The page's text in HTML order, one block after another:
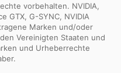
vorbehalten. NVIDIA,
GTX, G-SYNC, NVIDIA
Marken und/oder
Vereinigten Staaten und
und Urheberrechte